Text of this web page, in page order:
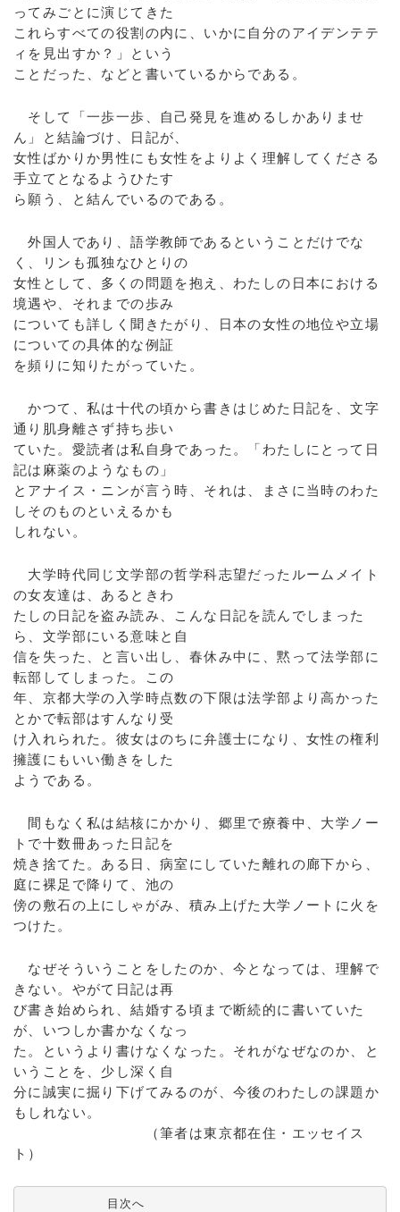
ってみごとに演じてきた
これらすべての役割の内に、いかに自分のアイデンテテ
ィを見出すか？」という
ことだった、などと書いているからである。
そして「一歩一歩、自己発見を進めるしかありませ
ん」と結論づけ、日記が、
女性ばかりか男性にも女性をよりよく理解してくださる
手立てとなるようひたす
ら願う、と結んでいるのである。
外国人であり、語学教師であるということだけでな
く、リンも孤独なひとりの
女性として、多くの問題を抱え、わたしの日本における
境遇や、それまでの歩み
についても詳しく聞きたがり、日本の女性の地位や立場
についての具体的な例証
を頻りに知りたがっていた。
かつて、私は十代の頃から書きはじめた日記を、文字
通り肌身離さず持ち歩い
ていた。愛読者は私自身であった。「わたしにとって日
記は麻薬のようなもの」
とアナイス・ニンが言う時、それは、まさに当時のわた
しそのものといえるかも
しれない。
大学時代同じ文学部の哲学科志望だったルームメイト
の女友達は、あるときわ
たしの日記を盗み読み、こんな日記を読んでしまった
ら、文学部にいる意味と自
信を失った、と言い出し、春休み中に、黙って法学部に
転部してしまった。この
年、京都大学の入学時点数の下限は法学部より高かった
とかで転部はすんなり受
け入れられた。彼女はのちに弁護士になり、女性の権利
擁護にもいい働きをした
ようである。
間もなく私は結核にかかり、郷里で療養中、大学ノー
トで十数冊あった日記を
焼き捨てた。ある日、病室にしていた離れの廊下から、
庭に裸足で降りて、池の
傍の敷石の上にしゃがみ、積み上げた大学ノートに火を
つけた。
なぜそういうことをしたのか、今となっては、理解で
きない。やがて日記は再
び書き始められ、結婚する頃まで断続的に書いていた
が、いつしか書かなくなっ
た。というより書けなくなった。それがなぜなのか、と
いうことを、少し深く自
分に誠実に掘り下げてみるのが、今後のわたしの課題か
もしれない。
（筆者は東京都在住・エッセイス
ト）
          目次へ